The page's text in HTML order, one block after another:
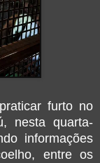
furto no
nesta quarta-
informações
entre os